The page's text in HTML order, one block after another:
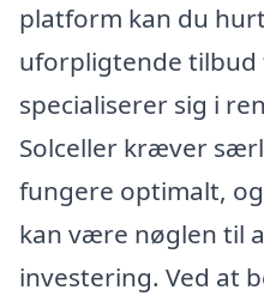
platform kan du
uforpligtende tilbud
specialiserer sig i
Solceller kræver
fungere optimalt,
kan være nøglen til
investering. Ved at